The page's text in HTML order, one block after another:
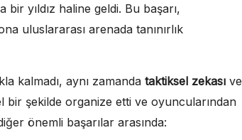
yıldız haline geldi. Bu başarı,
uluslararası arenada tanınırlık
kalmadı, aynı zamanda taktiksel zekası ve
bir şekilde organize etti ve oyuncularından
önemli başarılar arasında: